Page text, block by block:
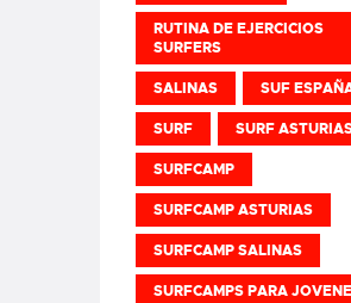
RUTINA DE EJERCICIOS
SURFERS
SALINAS SUF
SURF SURF
SURFCAMP
SURFCAMP ASTURIAS
SURFCAMP SALINAS
SURFCAMPS PARA